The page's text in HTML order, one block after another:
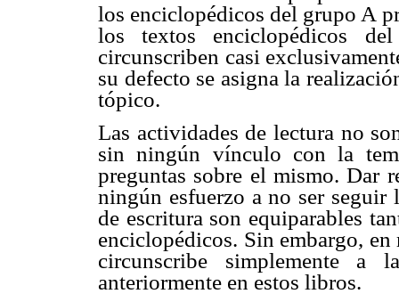
los enciclopédicos del grupo A
los textos enciclopédicos
circunscriben casi
su defecto se asigna la
tópico.
Las actividades de lectura no
sin ningún vínculo con la
preguntas sobre el mismo. Dar
ningún esfuerzo a no ser seguir
de escritura son equiparables
enciclopédicos. Sin embargo, en
circunscribe simplemente a
anteriormente en estos libros.